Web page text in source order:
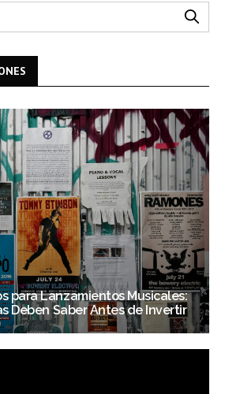
para Lanzamientos Musicales:
Deben Saber Antes de Invertir